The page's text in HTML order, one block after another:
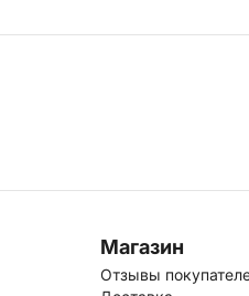
Магазин
Отзывы